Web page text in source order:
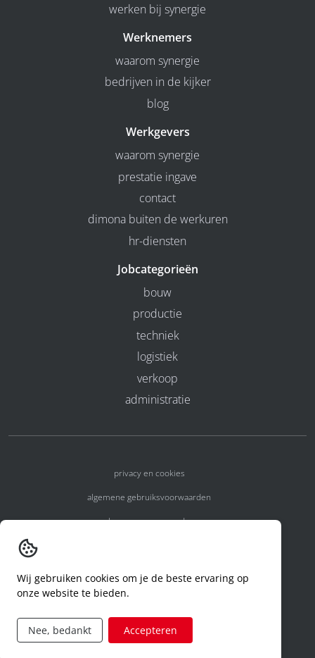
werken bij synergie
Werknemers
waarom synergie
bedrijven in de kijker
blog
Werkgevers
waarom synergie
prestatie ingave
contact
dimona buiten de werkuren
hr-diensten
Jobcategorieën
bouw
productie
techniek
logistiek
verkoop
administratie
privacy en cookies
algemene gebruiksvoorwaarden
algemene voorwaarden
code of conduct
aanvraag rechten ivm privacy
Wij gebruiken cookies om je de beste ervaring op
onze website te bieden.
Nee, bedankt Accepteren